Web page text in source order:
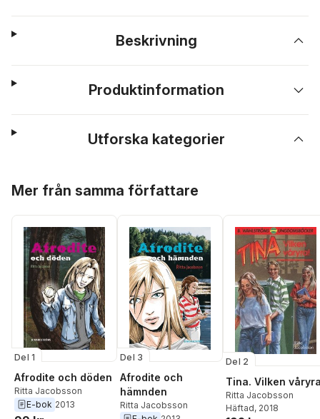
Beskrivning
Produktinformation
Utforska kategorier
Mer från samma författare
Del 1
Afrodite och döden
Ritta Jacobsson
E-bok 2013
Del 3
Afrodite och
hämnden
Ritta Jacobsson
Del 2
Tina. Vilken
Ritta Jacobsson
Häftad, 2018